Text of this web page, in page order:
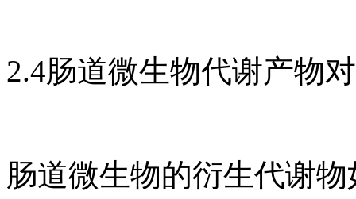
2.4肠道微生物代谢产物
肠道微生物的衍生代谢